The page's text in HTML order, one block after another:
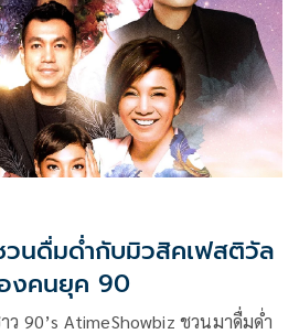
วนดื่มด่ำกับมิวสิคเฟสติวัล
งคนยุค 90
ชวนมาดื่มด่ำ